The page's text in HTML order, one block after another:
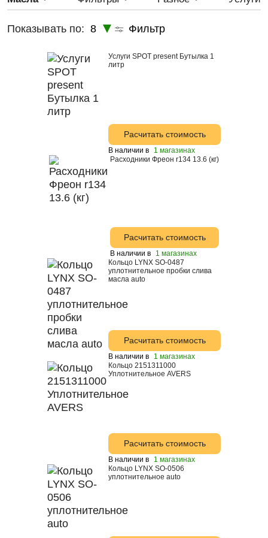
IDEMITSU
LYNX
ROLF
Samson
SPOT
Astrohim
Mann
Fanfaro
Honda
Hyundai
Liqui Moly
Mazda
Toyota
Mitsubishi
Mobil
Motul
Nissan
Suprotec
Total
ZIC
5W-20
5w-40
Показывать по: 8 Фильтр
Услуги SPOT present Бутылка 1
литр
Расчитать стоимость
В наличии в
1 магазинах
Расходники Фреон r134 13.6 (кг)
Расчитать стоимость
В наличии в
1 магазинах
Кольцо LYNX SO-0487
уплотнительное пробки слива
масла auto
Расчитать стоимость
В наличии в
1 магазинах
Кольцо 2151311000
Уплотнительное AVERS
Расчитать стоимость
В наличии в
1 магазинах
Кольцо LYNX SO-0506
уплотнительное auto